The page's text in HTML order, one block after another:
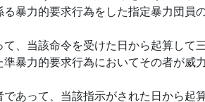
暴力的要求行為をした指定暴力団員
、当該命令を受けた日から起算して
暴力的要求行為においてその者が威
あって、当該指示がされた日から起